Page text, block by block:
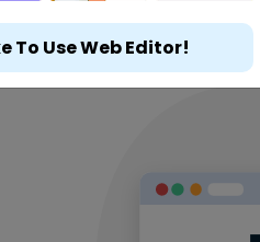
To Use Web Editor!